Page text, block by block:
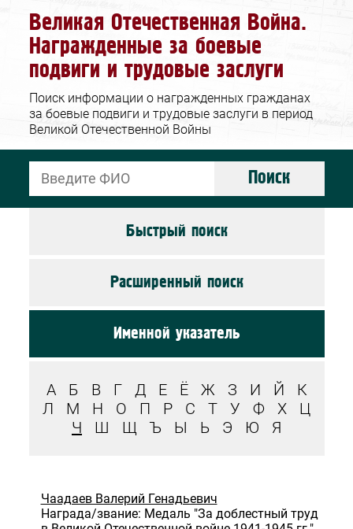
Великая Отечественная Война.
Награжденные за боевые
подвиги и трудовые заслуги
Поиск информации о награжденных гражданах
за боевые подвиги и трудовые заслуги в период
Великой Отечественной Войны
Поиск
Быстрый поиск
Расширенный поиск
Именной указатель
А Б В Г Д Е Ё Ж З И Й
К
Л
М Н О П Р С Т У Ф Х
Ц
Ч
Ш Щ Ъ Ы Ь Э Ю Я
Чаадаев Валерий Генадьевич
Награда/звание: Медаль "За доблестный труд